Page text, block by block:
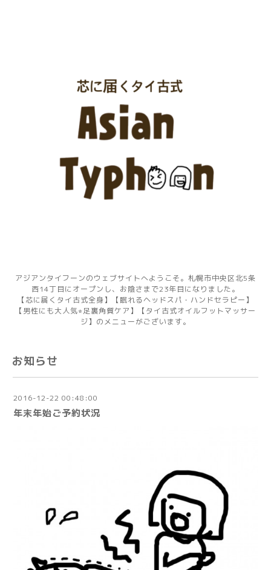
アジアンタイフーンのウェブサイトへようこそ。札幌市中央区北5条
西14丁目にオープンし、お陰さまで23年目になりました。
【芯に届くタイ古式全身】【眠れるヘッドスパ・ハンドセラピー】
【男性にも大人気⭐︎足裏角質ケア】【タイ古式オイルフットマッサー
ジ】のメニューがございます。
お知らせ
2016-12-22 00:48:00
年末年始ご予約状況